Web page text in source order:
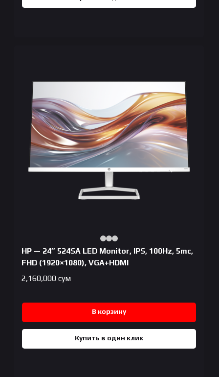
HP — 24″ 524SA LED Monitor, IPS, 100Hz, 5mc,
FHD (1920×1080), VGA+HDMI
2,160,000 сум
В корзину
Купить в один клик